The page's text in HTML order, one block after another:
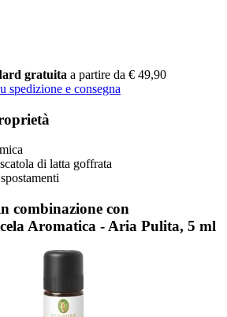
gratuita a partire da € 49,90
spedizione e consegna
di latta goffrata
combinazione con
Aromatica - Aria Pulita, 5 ml